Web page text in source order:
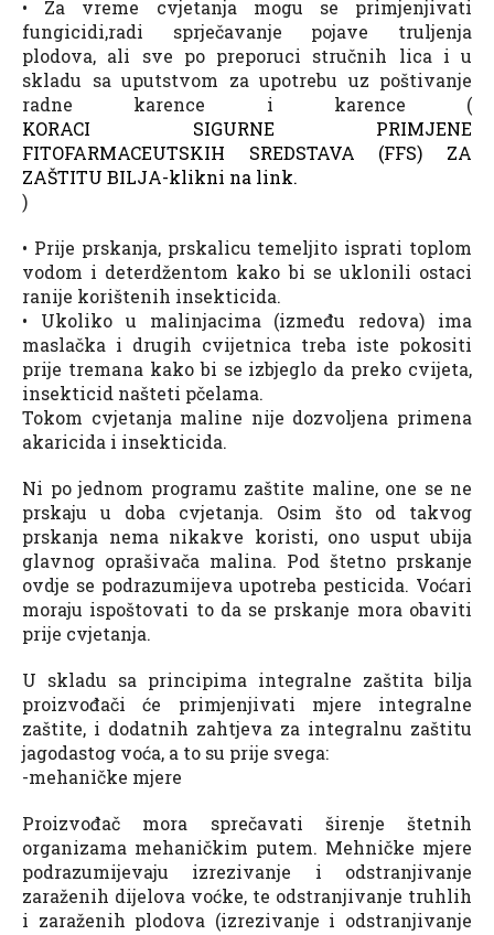
• Za vreme cvjetanja mogu se primjenjivati
fungicidi,radi sprječavanje pojave truljenja
plodova, ali sve po preporuci stručnih lica i u
skladu sa uputstvom za upotrebu uz poštivanje
radne karence i karence (
KORACI SIGURNE PRIMJENE
FITOFARMACEUTSKIH SREDSTAVA (FFS) ZA
ZAŠTITU BILJA-klikni na link.
)
• Prije prskanja, prskalicu temeljito isprati toplom
vodom i deterdžentom kako bi se uklonili ostaci
ranije korištenih insekticida.
• Ukoliko u malinjacima (između redova) ima
maslačka i drugih cvijetnica treba iste pokositi
prije tremana kako bi se izbjeglo da preko cvijeta,
insekticid našteti pčelama.
Tokom cvjetanja maline nije dozvoljena primena
akaricida i insekticida.
Ni po jednom programu zaštite maline, one se ne
prskaju u doba cvjetanja. Osim što od takvog
prskanja nema nikakve koristi, ono usput ubija
glavnog oprašivača malina. Pod štetno prskanje
ovdje se podrazumijeva upotreba pesticida. Voćari
moraju ispoštovati to da se prskanje mora obaviti
prije cvjetanja.
U skladu sa principima integralne zaštita bilja
proizvođači će primjenjivati mjere integralne
zaštite, i dodatnih zahtjeva za integralnu zaštitu
jagodastog voća, a to su prije svega:
-mehaničke mjere
Proizvođač mora sprečavati širenje štetnih
organizama mehaničkim putem. Mehničke mjere
podrazumijevaju izrezivanje i odstranjivanje
zaraženih dijelova voćke, te odstranjivanje truhlih
i zaraženih plodova (izrezivanje i odstranjivanje